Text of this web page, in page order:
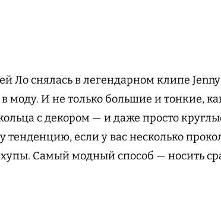
Ло снялась в легендарном клипе
моду. И не только большие и тонкие,
с декором — и даже просто
тенденцию, если у вас несколько
Самый модный способ — носить